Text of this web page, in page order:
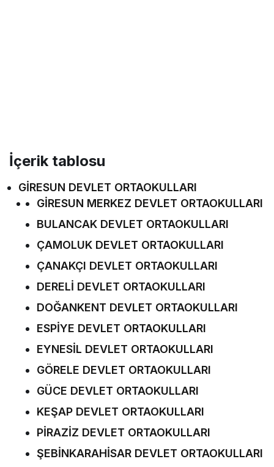
İçerik tablosu
GİRESUN DEVLET ORTAOKULLARI
GİRESUN MERKEZ DEVLET ORTAOKULLARI
BULANCAK DEVLET ORTAOKULLARI
ÇAMOLUK DEVLET ORTAOKULLARI
ÇANAKÇI DEVLET ORTAOKULLARI
DERELİ DEVLET ORTAOKULLARI
DOĞANKENT DEVLET ORTAOKULLARI
ESPİYE DEVLET ORTAOKULLARI
EYNESİL DEVLET ORTAOKULLARI
GÖRELE DEVLET ORTAOKULLARI
GÜCE DEVLET ORTAOKULLARI
KEŞAP DEVLET ORTAOKULLARI
PİRAZİZ DEVLET ORTAOKULLARI
ŞEBİNKARAHİSAR DEVLET ORTAOKULLARI